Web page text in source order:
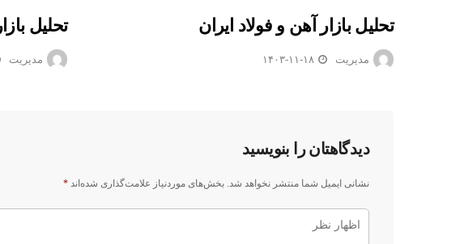
تحلیل
مدیریت
تحلیل بازار آهن و فولاد ایران
مدیریت ۱۴۰۳-۱۱-۱۸
دیدگاهتان را بنویسید
نشانی ایمیل شما منتشر نخواهد شد. بخش‌های موردنیاز علامت‌گذاری شده‌اند *